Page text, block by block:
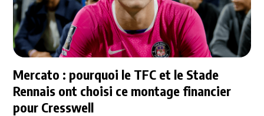
Mercato : pourquoi le TFC et le Stade
Rennais ont choisi ce montage financier
pour Cresswell